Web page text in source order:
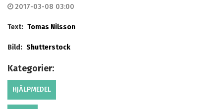
2017-03-08 03:00
Text: Tomas Nilsson
Bild: Shutterstock
Kategorier:
HJÄLPMEDEL